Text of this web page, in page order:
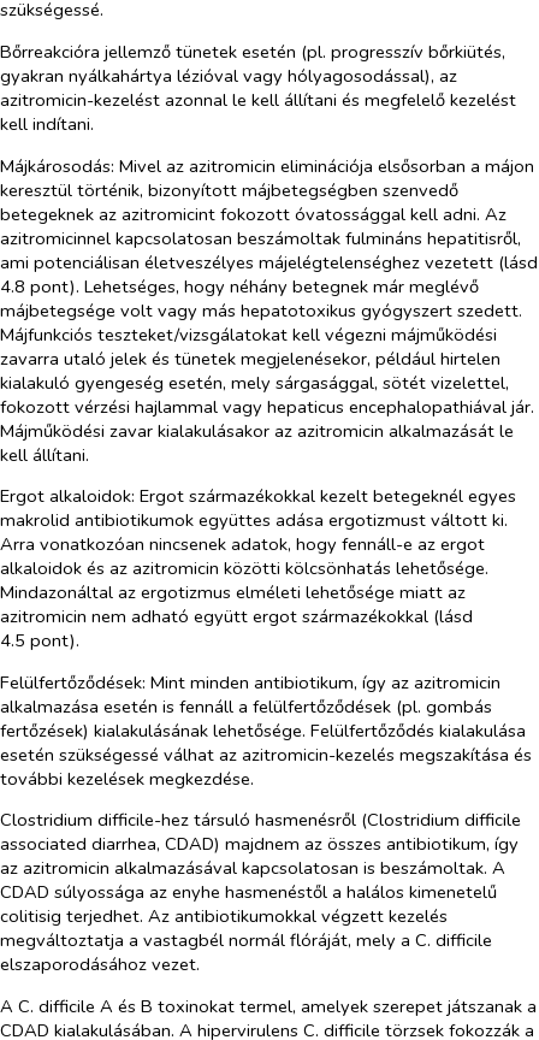
szükségessé.
Bőrreakcióra jellemző tünetek esetén (pl. progresszív bőrkiütés,
gyakran nyálkahártya lézióval vagy hólyagosodással), az
azitromicin-kezelést azonnal le kell állítani és megfelelő kezelést
kell indítani.
Májkárosodás: Mivel az azitromicin eliminációja elsősorban a májon
keresztül történik, bizonyított májbetegségben szenvedő
betegeknek az azitromicint fokozott óvatossággal kell adni. Az
azitromicinnel kapcsolatosan beszámoltak fulmináns hepatitisről,
ami potenciálisan életveszélyes májelégtelenséghez vezetett (lásd
4.8 pont). Lehetséges, hogy néhány betegnek már meglévő
májbetegsége volt vagy más hepatotoxikus gyógyszert szedett.
Májfunkciós teszteket/vizsgálatokat kell végezni májműködési
zavarra utaló jelek és tünetek megjelenésekor, például hirtelen
kialakuló gyengeség esetén, mely sárgasággal, sötét vizelettel,
fokozott vérzési hajlammal vagy hepaticus encephalopathiával jár.
Májműködési zavar kialakulásakor az azitromicin alkalmazását le
kell állítani.
Ergot alkaloidok: Ergot származékokkal kezelt betegeknél egyes
makrolid antibiotikumok együttes adása ergotizmust váltott ki.
Arra vonatkozóan nincsenek adatok, hogy fennáll-e az ergot
alkaloidok és az azitromicin közötti kölcsönhatás lehetősége.
Mindazonáltal az ergotizmus elméleti lehetősége miatt az
azitromicin nem adható együtt ergot származékokkal (lásd
4.5 pont).
Felülfertőződések: Mint minden antibiotikum, így az azitromicin
alkalmazása esetén is fennáll a felülfertőződések (pl. gombás
fertőzések) kialakulásának lehetősége. Felülfertőződés kialakulása
esetén szükségessé válhat az azitromicin-kezelés megszakítása és
további kezelések megkezdése.
Clostridium difficile-hez társuló hasmenésről (Clostridium difficile
associated diarrhea, CDAD) majdnem az összes antibiotikum, így
az azitromicin alkalmazásával kapcsolatosan is beszámoltak. A
CDAD súlyossága az enyhe hasmenéstől a halálos kimenetelű
colitisig terjedhet. Az antibiotikumokkal végzett kezelés
megváltoztatja a vastagbél normál flóráját, mely a C. difficile
elszaporodásához vezet.
A C. difficile A és B toxinokat termel, amelyek szerepet játszanak a
CDAD kialakulásában. A hipervirulens C. difficile törzsek fokozzák a